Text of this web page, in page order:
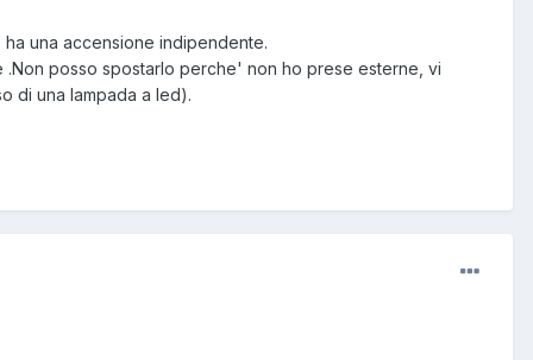
una accensione indipendente.
posso spostarlo perche' non ho prese esterne, vi
di una lampada a led).